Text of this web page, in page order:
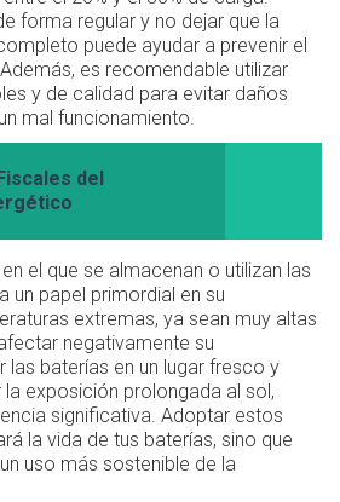
forma regular y no dejar que la
puede ayudar a prevenir el
es recomendable utilizar
y de calidad para evitar daños
mal funcionamiento.
del
el que se almacenan o utilizan las
un papel primordial en su
extremas, ya sean muy altas
negativamente su
las baterías en un lugar fresco y
exposición prolongada al sol,
significativa. Adoptar estos
la vida de tus baterías, sino que
uso más sostenible de la